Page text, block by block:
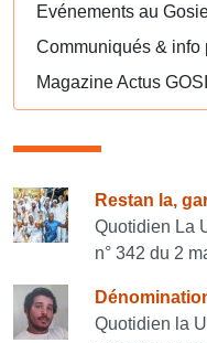
Evénements au
Communiqués & info
Magazine Actus
ConsulterRestan la,
Quotidien La
n° 342 du 2
Quotidien la